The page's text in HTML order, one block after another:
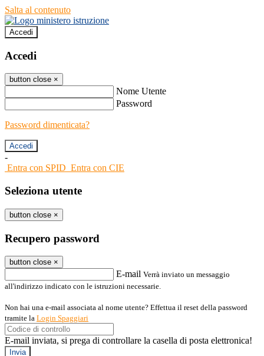
Salta al contenuto
Accedi
Accedi
button close ×
Nome Utente
Password
Password dimenticata?
-
Entra con SPID Entra con CIE
Seleziona utente
button close ×
Recupero password
button close ×
E-mail Verrà inviato un messaggio
all'indirizzo indicato con le istruzioni necessarie.
Non hai una e-mail associata al nome utente? Effettua il reset della password
tramite la Login Spaggiari
E-mail inviata, si prega di controllare la casella di posta elettronica!